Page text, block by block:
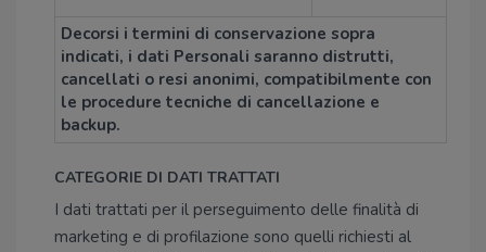
Decorsi i termini di conservazione sopra
indicati, i dati Personali saranno distrutti,
cancellati o resi anonimi, compatibilmente con
le procedure tecniche di cancellazione e
backup.
CATEGORIE DI DATI TRATTATI
I dati trattati per il perseguimento delle finalità di
marketing e di profilazione sono quelli richiesti al